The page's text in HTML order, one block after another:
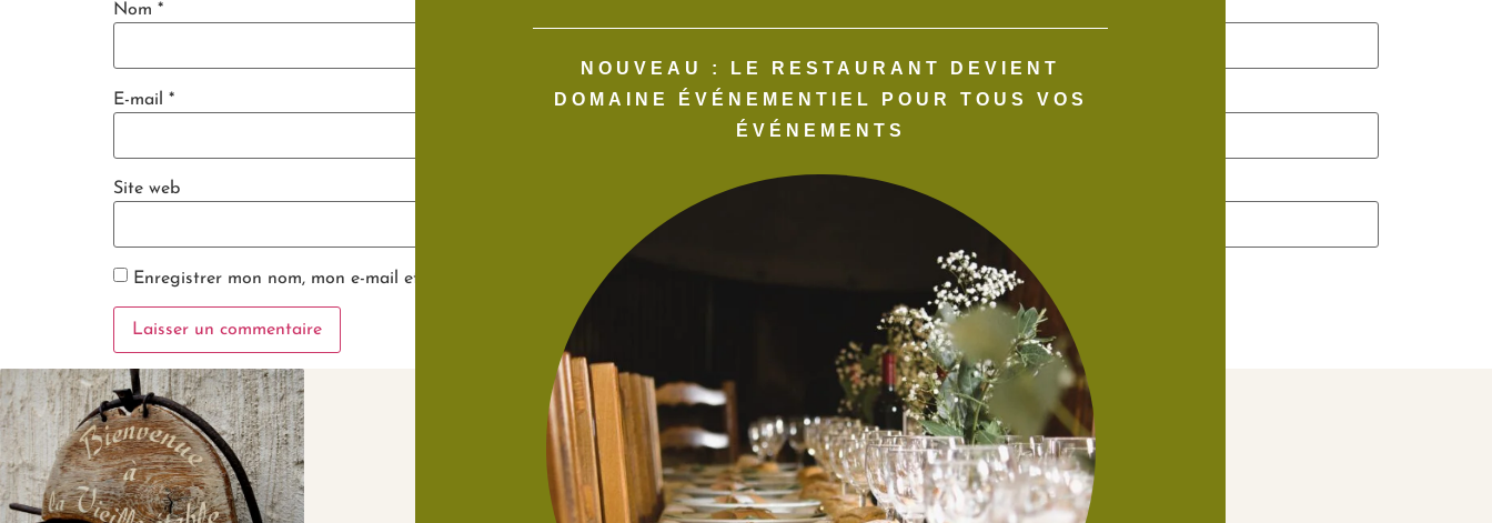
Nom *
E-mail *
Site web
Enregistrer mon nom, mon e-mail et mon site dans le navigateur pour mon prochain commentaire.
NOUVEAU : LE RESTAURANT DEVIENT
DOMAINE ÉVÉNEMENTIEL POUR TOUS VOS
ÉVÉNEMENTS​